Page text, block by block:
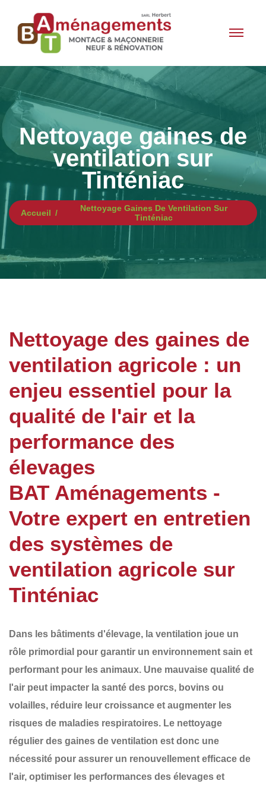
Nettoyage gaines de
ventilation sur
Tinténiac
Accueil
Nettoyage Gaines De Ventilation Sur
Tinténiac
Nettoyage des gaines de
ventilation agricole : un
enjeu essentiel pour la
qualité de l'air et la
performance des
élevages
BAT Aménagements -
Votre expert en entretien
des systèmes de
ventilation agricole sur
Tinténiac
Dans les bâtiments d'élevage, la ventilation joue un
rôle primordial pour garantir un environnement sain et
performant pour les animaux. Une mauvaise qualité de
l'air peut impacter la santé des porcs, bovins ou
volailles, réduire leur croissance et augmenter les
risques de maladies respiratoires. Le nettoyage
régulier des gaines de ventilation est donc une
nécessité pour assurer un renouvellement efficace de
l'air, optimiser les performances des élevages et